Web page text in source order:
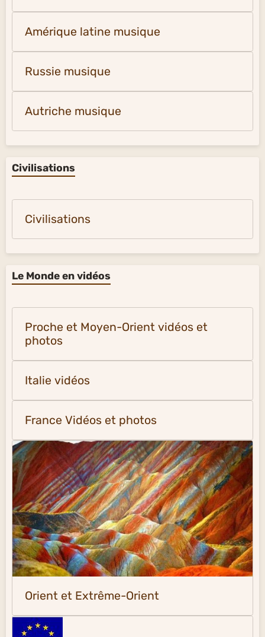
Amérique latine musique
Russie musique
Autriche musique
Civilisations
Civilisations
Le Monde en vidéos
Proche et Moyen-Orient vidéos et
photos
Italie vidéos
France Vidéos et photos
Orient et Extrême-Orient